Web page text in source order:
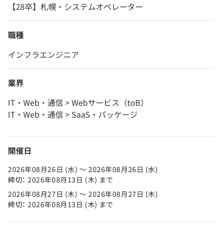
【28卒】札幌・システムオペレーター
職種
インフラエンジニア
業界
IT・Web・通信 > Webサービス（toB）
IT・Web・通信 > SaaS・パッケージ
開催日
2026年08月26日 (水) 〜 2026年08月26日 (水)
締切： 2026年08月13日 (木) まで
2026年08月27日 (木) 〜 2026年08月27日 (木)
締切： 2026年08月13日 (木) まで